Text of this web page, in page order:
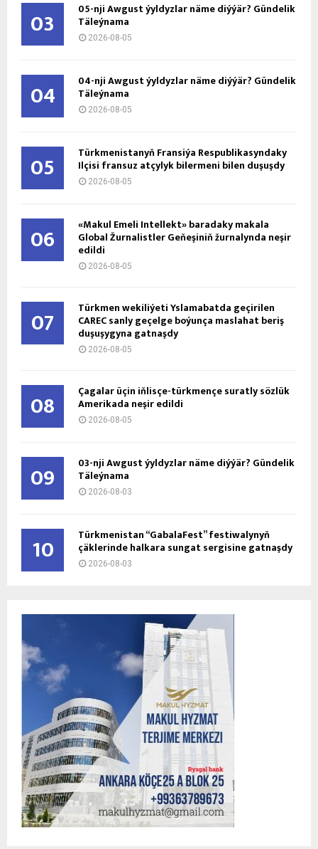
03 05-nji Awgust ýyldyzlar näme diýýär? Gündelik
Täleýnama
2026-08-05
04 04-nji Awgust ýyldyzlar näme diýýär? Gündelik
Täleýnama
2026-08-05
05 Türkmenistanyň Fransiýa Respublikasyndaky
Ilçisi fransuz atçylyk bilermeni bilen duşuşdy
2026-08-05
06 «Makul Emeli Intellekt» baradaky makala
Global Žurnalistler Geňeşiniň žurnalynda neşir
edildi
2026-08-05
07 Türkmen wekiliýeti Yslamabatda geçirilen
CAREC sanly geçelge boýunça maslahat beriş
duşuşygyna gatnaşdy
2026-08-05
08 Çagalar üçin iňlisçe-türkmençe suratly sözlük
Amerikada neşir edildi
2026-08-05
09 03-nji Awgust ýyldyzlar näme diýýär? Gündelik
Täleýnama
2026-08-03
10 Türkmenistan “GabalaFest” festiwalynyň
çäklerinde halkara sungat sergisine gatnaşdy
2026-08-03